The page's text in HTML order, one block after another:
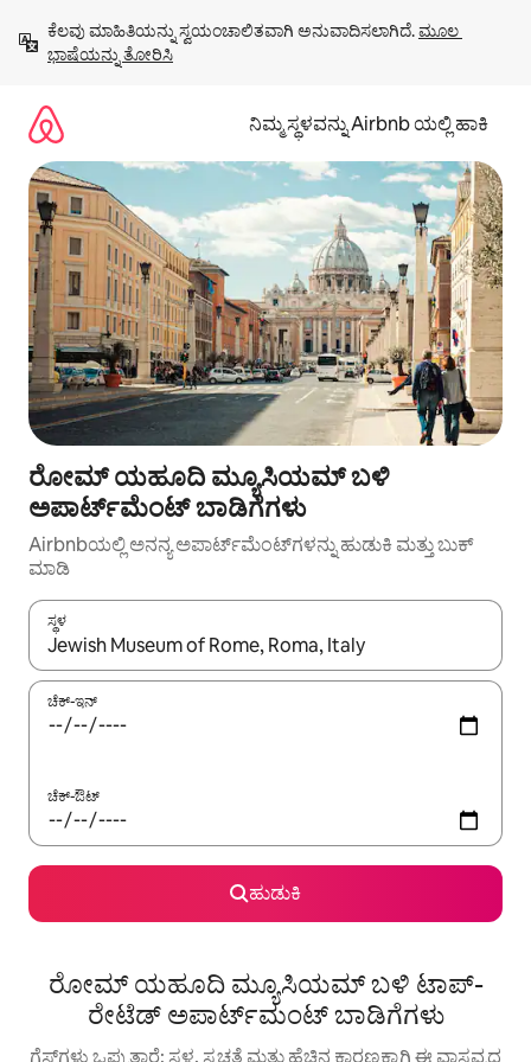
ಹೋಗಿ
ಕೆಲವು ಮಾಹಿತಿಯನ್ನು ಸ್ವಯಂಚಾಲಿತವಾಗಿ ಅನುವಾದಿಸಲಾಗಿದೆ. ಮೂಲ
ಭಾಷೆಯನ್ನು ತೋರಿಸಿ
ನಿಮ್ಮ ಸ್ಥಳವನ್ನು Airbnb ಯಲ್ಲಿ ಹಾಕಿ
ರೋಮ್ ಯಹೂದಿ ಮ್ಯೂಸಿಯಮ್ ಬಳಿ
ಅಪಾರ್ಟ್‌ಮೆಂಟ್ ಬಾಡಿಗೆಗಳು
Airbnbಯಲ್ಲಿ ಅನನ್ಯ ಅಪಾರ್ಟ್‌ಮೆಂಟ್‌ಗಳನ್ನು ಹುಡುಕಿ ಮತ್ತು ಬುಕ್
ಮಾಡಿ
ಸ್ಥಳ
ಫಲಿತಾಂಶಗಳು ಲಭ್ಯವಿರುವಾಗ, ಅಪ್ ಮತ್ತು ಡೌನ್ ಬಾಣದ ಕೀಲಿಗಳೊಂದಿಗೆ
ಚೆಕ್-ಇನ್
ಚೆಕ್-ಔಟ್
ಹುಡುಕಿ
ರೋಮ್ ಯಹೂದಿ ಮ್ಯೂಸಿಯಮ್ ಬಳಿ ಟಾಪ್-
ರೇಟೆಡ್ ಅಪಾರ್ಟ್‌ಮಂಟ್ ಬಾಡಿಗೆಗಳು
ಗೆಸ್ಟ್‌ಗಳು ಒಪ್ಪುತ್ತಾರೆ: ಸ್ಥಳ, ಸ್ವಚ್ಛತೆ ಮತ್ತು ಹೆಚ್ಚಿನ ಕಾರಣಕ್ಕಾಗಿ ಈ ವಾಸ್ತವ್ಯದ